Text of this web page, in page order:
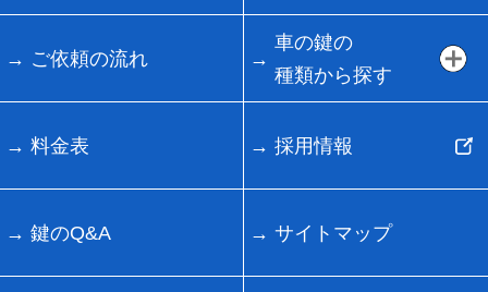
ご依頼の流れ
車の鍵の
種類から探す
料金表 採用情報
鍵のQ&A サイトマップ